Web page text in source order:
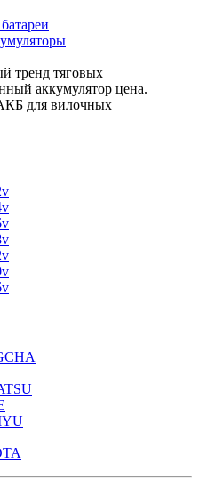
тренд тяговых
аккумулятор цена.
для вилочных